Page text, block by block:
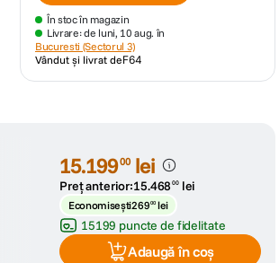
În stoc în magazin
Livrare: de luni, 10 aug. în
Bucuresti (Sectorul 3)
Vândut și livrat deF64
15.19900 lei
Preț anterior:15.468 00 lei
Economisești26900 lei
15199 puncte de fidelitate
Adaugă în coș